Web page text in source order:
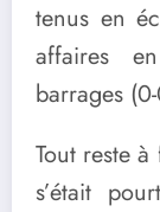
tenus en
affaires
barrages
Tout reste
s’était